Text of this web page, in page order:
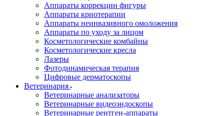
Аппараты коррекции фигуры
Аппараты криотерапии
Аппараты неинвазивного омоложения
Аппараты по уходу за лицом
Косметологические комбайны
Косметологические кресла
Лазеры
Фотодинамическая терапия
Цифровые дерматоскопы
Ветеринария
Ветеринарные анализаторы
Ветеринарные видеоэндоскопы
Ветеринарные рентген-аппараты